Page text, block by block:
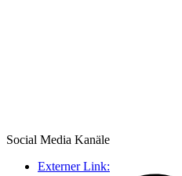
Social Media Kanäle
Externer Link: